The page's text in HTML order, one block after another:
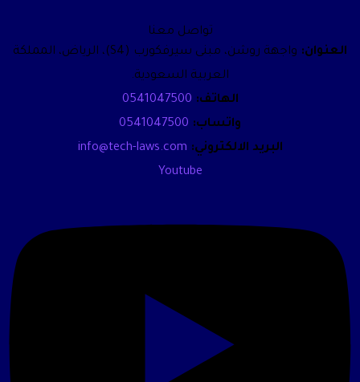
تواصل معنا
العنوان:
واجهة روشن، مبنى سيرفكورب (S4)، الرياض، المملكة
العربية السعودية.
الهاتف: 0541047500
واتساب: 0541047500
البريد الالكتروني: info@tech-laws.com
Youtube